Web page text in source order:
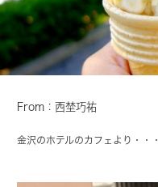
From：西埜巧祐
金沢のホテルのカフェより・・・